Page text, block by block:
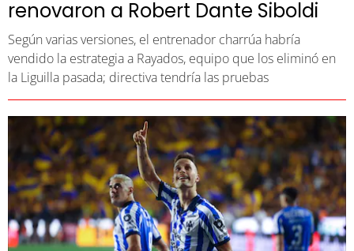
renovaron a Robert Dante Siboldi
Según varias versiones, el entrenador charrúa habría
vendido la estrategia a Rayados, equipo que los eliminó en
la Liguilla pasada; directiva tendría las pruebas